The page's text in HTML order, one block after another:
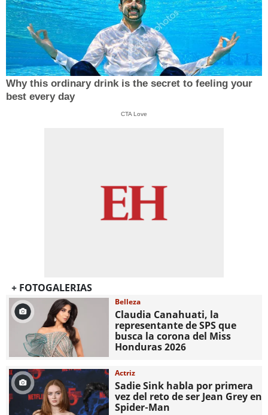
Why this ordinary drink is the secret to feeling your
best every day
CTA Love
+ FOTOGALERIAS
Belleza
Claudia Canahuati, la
representante de SPS que
busca la corona del Miss
Honduras 2026
Actriz
Sadie Sink habla por primera
vez del reto de ser Jean Grey en
Spider-Man